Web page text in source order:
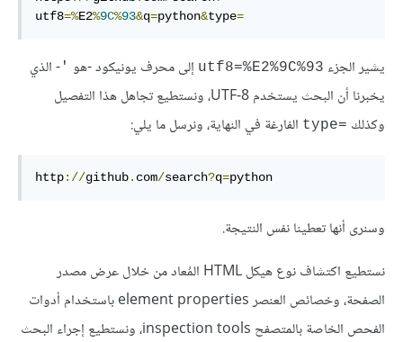
utf8=%E2%9C%93&q=python&type=
يشير الجزء utf8=%E2%9C%93 إلى محرف يونيكود -هو ' - الذي
يخبرنا أن البحث يستخدم UTF-8، ونستطيع تجاهل هذا التفصيل
وكذلك type=‎ الفارغة في النهاية، ونرسل ما يلي:
http://github. com/search?q=python
وسنرى أنها تعطينا نفس النتيجة.
نستطيع اكتشاف نوع هيكل HTML المُعاد من خلال عرض مصدر
الصفحة، وخصائص العنصر element properties باستخدام أدوات
الفحص الخاصة بالمتصفح inspection tools، ونستطيع إجراء البحث